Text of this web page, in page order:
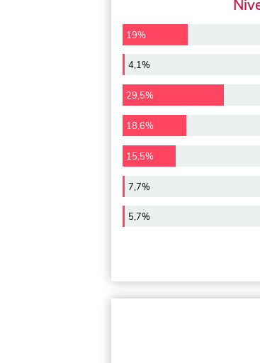
19%
4,1%
29,5%
18,6%
15,5%
7,7%
5,7%